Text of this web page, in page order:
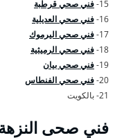
15- فني صحي قرطبة
16- فني صحي العديلية
17- فني صحي اليرموك
18- فني صحي الرميثية
19- فني صحي بيان
20- فني صحي الفنطاس
21- بالكويت
فني صحى